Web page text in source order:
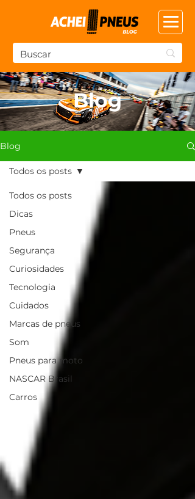
Blog
Blog
Todos os posts
Dicas
Pneus
Segurança
Curiosidades
Tecnologia
Cuidados
Marcas de pneus
Som
Pneus para moto
NASCAR Brasil
Carros
Todos os posts